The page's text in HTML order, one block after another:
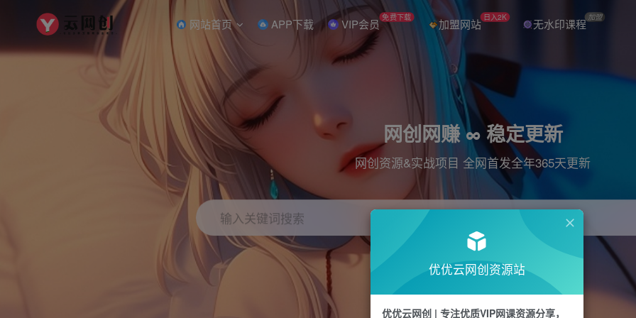
网站首页 APP下载 VIP会员 免费下载 加盟网站 日入2K 无水印课程 加盟
网创网赚 ∞ 稳定更新
网创资源&实战项目 全网首发全年365天更新
输入关键词搜索
引流 直播 电商 剪辑
优优云网创资源站
优优云网创 | 专注优质VIP网课资源分享，